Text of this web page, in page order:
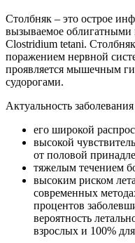
Столбняк – это острое
вызываемое
Clostridium tеtani.
поражением нервной
проявляется мышечным
судорогами.
Актуальность
его широкой
высокой
от половой
тяжелым течением
высоким риском
современных
процентов
вероятность
взрослых и 100%